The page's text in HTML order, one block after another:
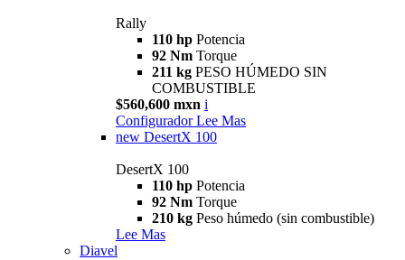
Rally
110 hp Potencia
92 Nm Torque
211 kg PESO HÚMEDO SIN
COMBUSTIBLE
$560,600 mxn i
Configurador Lee Mas
new DesertX 100
DesertX 100
110 hp Potencia
92 Nm Torque
210 kg Peso húmedo (sin combustible)
Lee Mas
Diavel